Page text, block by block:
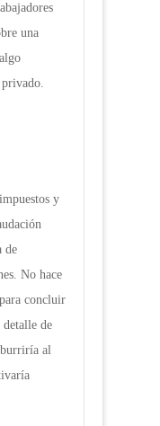
una
y
de
No hace
concluir
de
al